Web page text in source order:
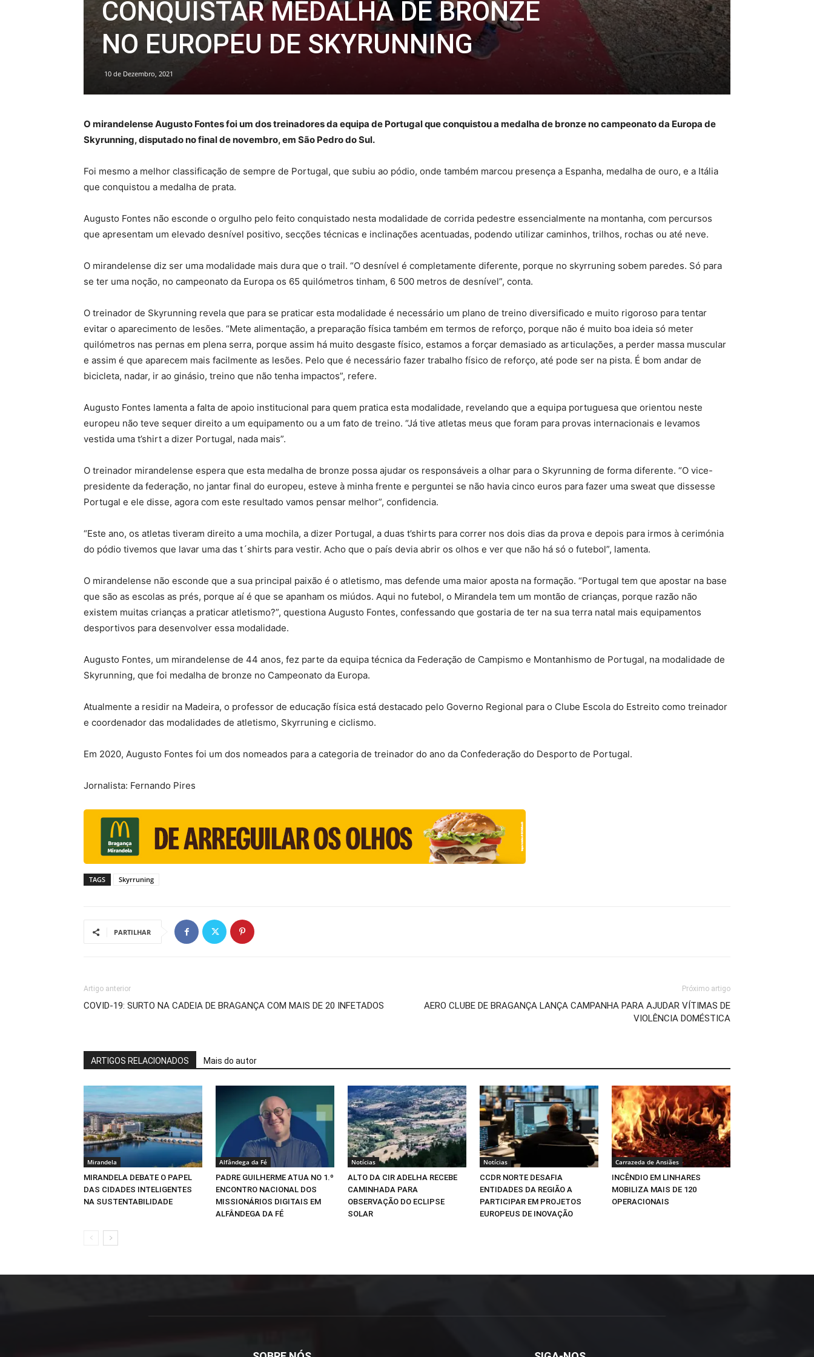
CONQUISTAR MEDALHA DE BRONZE
NO EUROPEU DE SKYRUNNING
10 de Dezembro, 2021
O mirandelense Augusto Fontes foi um dos treinadores da equipa de Portugal que conquistou a medalha de bronze no campeonato da Europa de
Skyrunning, disputado no final de novembro, em São Pedro do Sul.
Foi mesmo a melhor classificação de sempre de Portugal, que subiu ao pódio, onde também marcou presença a Espanha, medalha de ouro, e a Itália
que conquistou a medalha de prata.
Augusto Fontes não esconde o orgulho pelo feito conquistado nesta modalidade de corrida pedestre essencialmente na montanha, com percursos
que apresentam um elevado desnível positivo, secções técnicas e inclinações acentuadas, podendo utilizar caminhos, trilhos, rochas ou até neve.
O mirandelense diz ser uma modalidade mais dura que o trail. “O desnível é completamente diferente, porque no skyrruning sobem paredes. Só para
se ter uma noção, no campeonato da Europa os 65 quilómetros tinham, 6 500 metros de desnível”, conta.
O treinador de Skyrunning revela que para se praticar esta modalidade é necessário um plano de treino diversificado e muito rigoroso para tentar
evitar o aparecimento de lesões. “Mete alimentação, a preparação física também em termos de reforço, porque não é muito boa ideia só meter
quilómetros nas pernas em plena serra, porque assim há muito desgaste físico, estamos a forçar demasiado as articulações, a perder massa muscular
e assim é que aparecem mais facilmente as lesões. Pelo que é necessário fazer trabalho físico de reforço, até pode ser na pista. É bom andar de
bicicleta, nadar, ir ao ginásio, treino que não tenha impactos”, refere.
Augusto Fontes lamenta a falta de apoio institucional para quem pratica esta modalidade, revelando que a equipa portuguesa que orientou neste
europeu não teve sequer direito a um equipamento ou a um fato de treino. “Já tive atletas meus que foram para provas internacionais e levamos
vestida uma t’shirt a dizer Portugal, nada mais”.
O treinador mirandelense espera que esta medalha de bronze possa ajudar os responsáveis a olhar para o Skyrunning de forma diferente. “O vice-
presidente da federação, no jantar final do europeu, esteve à minha frente e perguntei se não havia cinco euros para fazer uma sweat que dissesse
Portugal e ele disse, agora com este resultado vamos pensar melhor”, confidencia.
“Este ano, os atletas tiveram direito a uma mochila, a dizer Portugal, a duas t’shirts para correr nos dois dias da prova e depois para irmos à cerimónia
do pódio tivemos que lavar uma das t´shirts para vestir. Acho que o país devia abrir os olhos e ver que não há só o futebol”, lamenta.
O mirandelense não esconde que a sua principal paixão é o atletismo, mas defende uma maior aposta na formação. “Portugal tem que apostar na base
que são as escolas as prés, porque aí é que se apanham os miúdos. Aqui no futebol, o Mirandela tem um montão de crianças, porque razão não
existem muitas crianças a praticar atletismo?”, questiona Augusto Fontes, confessando que gostaria de ter na sua terra natal mais equipamentos
desportivos para desenvolver essa modalidade.
Augusto Fontes, um mirandelense de 44 anos, fez parte da equipa técnica da Federação de Campismo e Montanhismo de Portugal, na modalidade de
Skyrunning, que foi medalha de bronze no Campeonato da Europa.
Atualmente a residir na Madeira, o professor de educação física está destacado pelo Governo Regional para o Clube Escola do Estreito como treinador
e coordenador das modalidades de atletismo, Skyrruning e ciclismo.
Em 2020, Augusto Fontes foi um dos nomeados para a categoria de treinador do ano da Confederação do Desporto de Portugal.
Jornalista: Fernando Pires
TAGS Skyrruning
PARTILHAR
Artigo anterior
COVID-19: SURTO NA CADEIA DE BRAGANÇA COM MAIS DE 20 INFETADOS
Próximo artigo
AERO CLUBE DE BRAGANÇA LANÇA CAMPANHA PARA AJUDAR VÍTIMAS DE
VIOLÊNCIA DOMÉSTICA
ARTIGOS RELACIONADOS Mais do autor
Mirandela
MIRANDELA DEBATE O PAPEL
DAS CIDADES INTELIGENTES
NA SUSTENTABILIDADE
Alfândega da Fé
PADRE GUILHERME ATUA NO 1.º
ENCONTRO NACIONAL DOS
MISSIONÁRIOS DIGITAIS EM
ALFÂNDEGA DA FÉ
Notícias
ALTO DA CIR ADELHA RECEBE
CAMINHADA PARA
OBSERVAÇÃO DO ECLIPSE
SOLAR
Notícias
CCDR NORTE DESAFIA
ENTIDADES DA REGIÃO A
PARTICIPAR EM PROJETOS
EUROPEUS DE INOVAÇÃO
Carrazeda de Ansiães
INCÊNDIO EM LINHARES
MOBILIZA MAIS DE 120
OPERACIONAIS